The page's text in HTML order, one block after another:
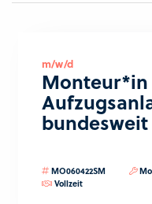
m/w/d
bundesweit
MO060422SM
Vollzeit